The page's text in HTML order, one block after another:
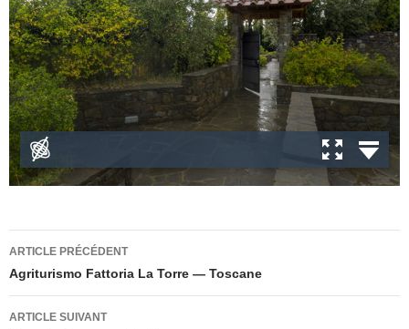
Navigation
des
articles
ARTICLE PRÉCÉDENT
Agriturismo Fattoria La Torre — Toscane
ARTICLE SUIVANT